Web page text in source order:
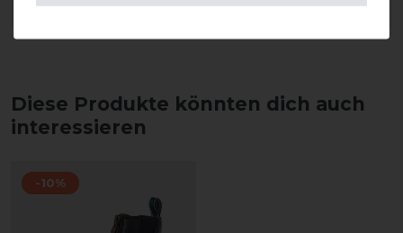
DETAILS ZUR PRODUKTSICHERHEIT
Diese Produkte könnten dich auch
interessieren
-10%